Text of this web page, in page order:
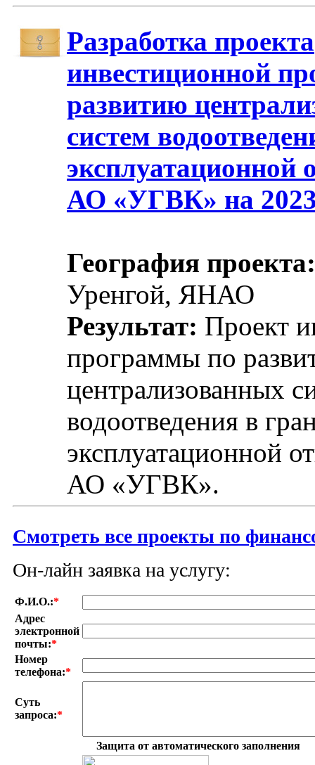
Разработка проекта
инвестиционной
развитию
систем
эксплуатационной
АО «УГВК» на
География проекта:
Уренгой, ЯНАО
Результат: Проект
программы по
централизованных
водоотведения в
эксплуатационной
АО «УГВК».
Смотреть все проекты по
Он-лайн заявка на услугу:
Ф.И.О.:*
Адрес
электронной
почты:*
Номер
телефона:*
Суть
запроса:*
Защита от автоматического заполнения